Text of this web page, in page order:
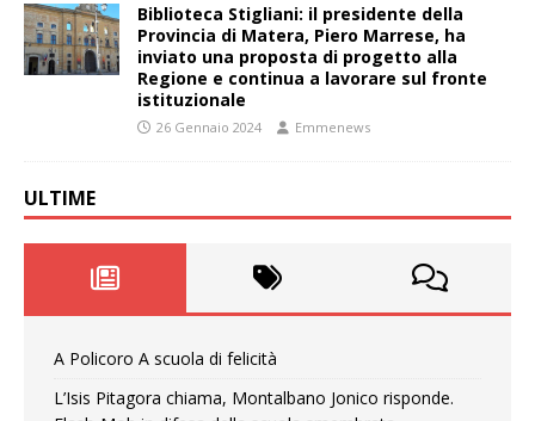
Biblioteca Stigliani: il presidente della
Provincia di Matera, Piero Marrese, ha
inviato una proposta di progetto alla
Regione e continua a lavorare sul fronte
istituzionale
26 Gennaio 2024 Emmenews
ULTIME
A Policoro A scuola di felicità
L’Isis Pitagora chiama, Montalbano Jonico risponde.